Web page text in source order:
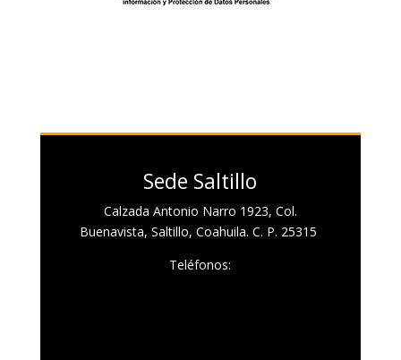
Sede Saltillo
Calzada Antonio Narro 1923, Col.
Buenavista, Saltillo, Coahuila. C. P. 25315
Teléfonos: